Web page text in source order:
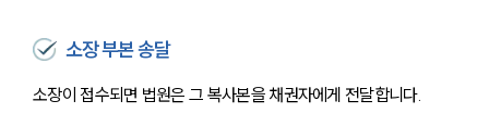
소장 부본 송달
소장이 접수되면 법원은 그 복사본을 채권자에게 전달합니다.